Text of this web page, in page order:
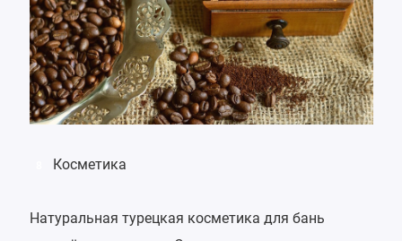
Косметика
Натуральная турецкая косметика для бань